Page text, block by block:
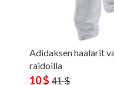
Adidaksen haalarit
raidoilla
10 $ 41 $